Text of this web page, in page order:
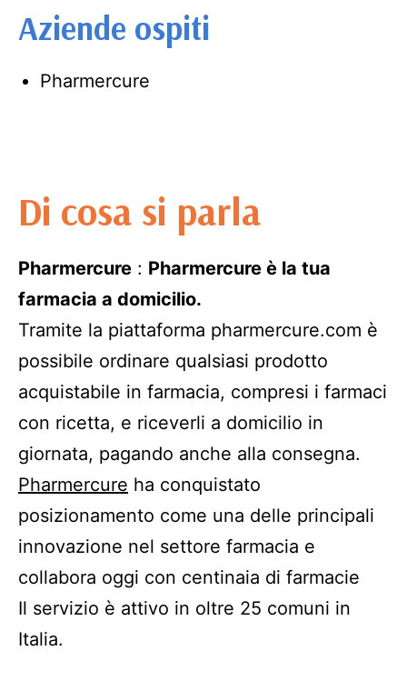
Aziende ospiti
Pharmercure
Di cosa si parla
Pharmercure : Pharmercure è la tua
farmacia a domicilio.
Tramite la piattaforma pharmercure.com è
possibile ordinare qualsiasi prodotto
acquistabile in farmacia, compresi i farmaci
con ricetta, e riceverli a domicilio in
giornata, pagando anche alla consegna.
Pharmercure ha conquistato
posizionamento come una delle principali
innovazione nel settore farmacia e
collabora oggi con centinaia di farmacie
Il servizio è attivo in oltre 25 comuni in
Italia.